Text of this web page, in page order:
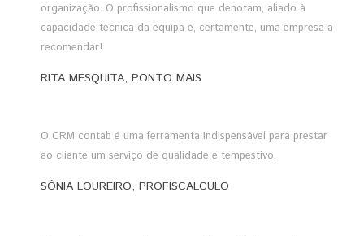
organização. O profissionalismo que denotam, aliado à
capacidade técnica da equipa é, certamente, uma empresa a
recomendar!
RITA MESQUITA, PONTO MAIS
O CRM contab é uma ferramenta indispensável para prestar
ao cliente um serviço de qualidade e tempestivo.
SÓNIA LOUREIRO, PROFISCALCULO